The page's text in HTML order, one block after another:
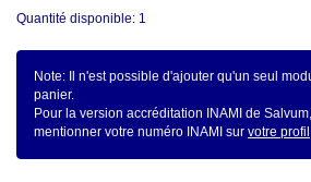
Quantité disponible: 1
Note: Il n'est possible d'ajouter qu'un seul
panier.
Pour la version accréditation INAMI de
mentionner votre numéro INAMI sur votre profil